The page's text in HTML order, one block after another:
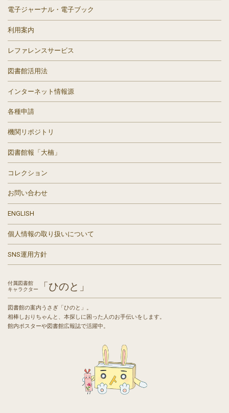
電子ジャーナル・電子ブック
利用案内
レファレンスサービス
図書館活用法
インターネット情報源
各種申請
機関リポジトリ
図書館報「大楠」
コレクション
お問い合わせ
ENGLISH
個人情報の取り扱いについて
SNS運用方針
付属図書館
キャラクター
「ひのと」
図書館の案内うさぎ「ひのと」。
相棒しおりちゃんと、本探しに困った人のお手伝いをします。
館内ポスターや図書館広報誌で活躍中。